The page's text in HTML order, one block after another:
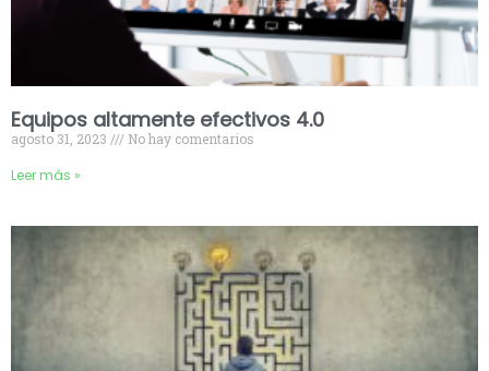
Equipos altamente efectivos 4.0
agosto 31, 2023 No hay comentarios
Leer más »